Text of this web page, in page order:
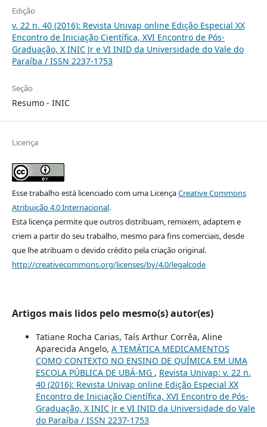
Edição
v. 22 n. 40 (2016): Revista Univap online Edição Especial XX
Encontro de Iniciação Científica, XVI Encontro de Pós-
Graduação, X INIC Jr e VI INID da Universidade do Vale do
Paraíba / ISSN 2237-1753
Seção
Resumo - INIC
Licença
Esse trabalho está licenciado com uma LicençaCreative Commons
Atribuição 4.0 Internacional.
Esta licença permite que outros distribuam, remixem, adaptem e
criem a partir do seu trabalho, mesmo para fins comerciais, desde
que lhe atribuam o devido crédito pela criação original.
http://creativecommons.org/licenses/by/4.0/legalcode
Artigos mais lidos pelo mesmo(s) autor(es)
Tatiane Rocha Carias, Taís Arthur Corrêa, Aline
Aparecida Angelo, A TEMÁTICA MEDICAMENTOS
COMO CONTEXTO NO ENSINO DE QUÍMICA EM UMA
ESCOLA PÚBLICA DE UBÁ-MG , Revista Univap: v. 22 n.
40 (2016): Revista Univap online Edição Especial XX
Encontro de Iniciação Científica, XVI Encontro de Pós-
Graduação, X INIC Jr e VI INID da Universidade do Vale
do Paraíba / ISSN 2237-1753